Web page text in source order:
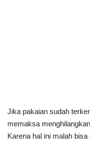
Jika pakaian sudah
memaksa
Karena hal ini malah